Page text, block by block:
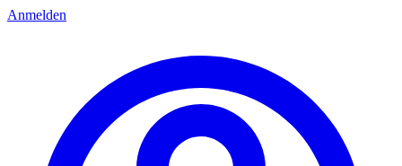
Anmelden